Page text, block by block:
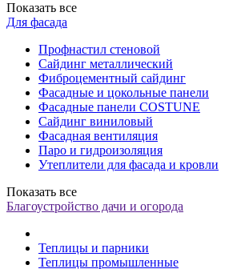
Показать все
Для фасада
Профнастил стеновой
Сайдинг металлический
Фиброцементный сайдинг
Фасадные и цокольные панели
Фасадные панели COSTUNE
Сайдинг виниловый
Фасадная вентиляция
Паро и гидроизоляция
Утеплители для фасада и кровли
Показать все
Благоустройство дачи и огорода
Теплицы и парники
Теплицы промышленные